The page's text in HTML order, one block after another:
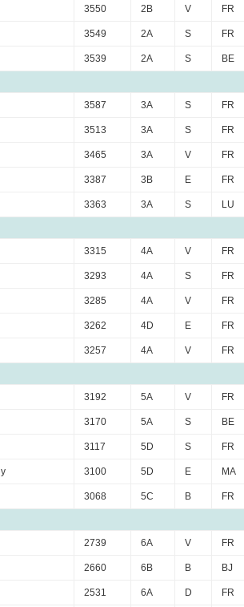
3550 2B V FR
3549 2A S FR
3539 2A S BE
3587 3A S FR
3513 3A S FR
3465 3A V FR
3387 3B E FR
3363 3A S LU
3315 4A V FR
3293 4A S FR
3285 4A V FR
3262 4D E FR
3257 4A V FR
3192 5A V FR
3170 5A S BE
3117 5D S FR
3100 5D E MA
3068 5C B FR
2739 6A V FR
2660 6B B BJ
2531 6A D FR